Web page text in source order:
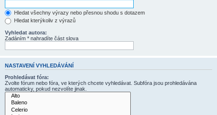
Hledat všechny výrazy nebo přesnou shodu s dotazem
Hledat kterýkoliv z výrazů
Vyhledat autora:
Zadáním * nahradíte část slova
NASTAVENÍ VYHLEDÁVÁNÍ
Prohledávat fóra:
Zvolte fórum nebo fóra, ve kterých chcete vyhledávat. Subfóra jsou prohledávána
automaticky, pokud nezvolíte jinak.